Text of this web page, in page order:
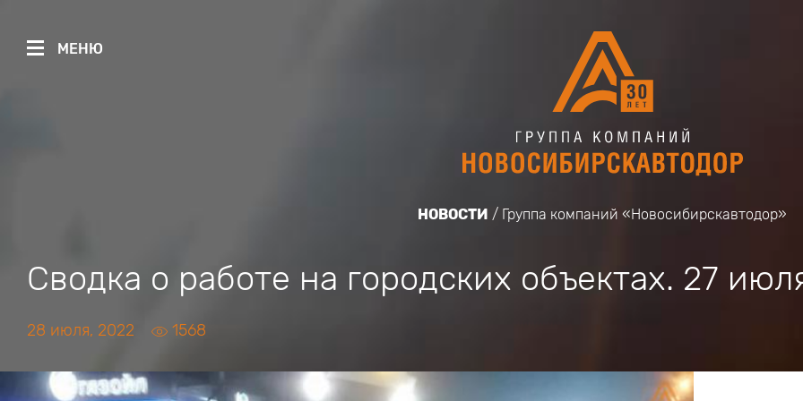
МЕНЮ
НОВОСТИ Группа компаний «Новосибирскавтодор»
Сводка о работе на городских объектах. 27
28 июля, 2022 1568